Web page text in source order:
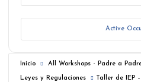
Inicio All Workshops - Padre a
Leyes y Regulaciones Taller de IEP
Active